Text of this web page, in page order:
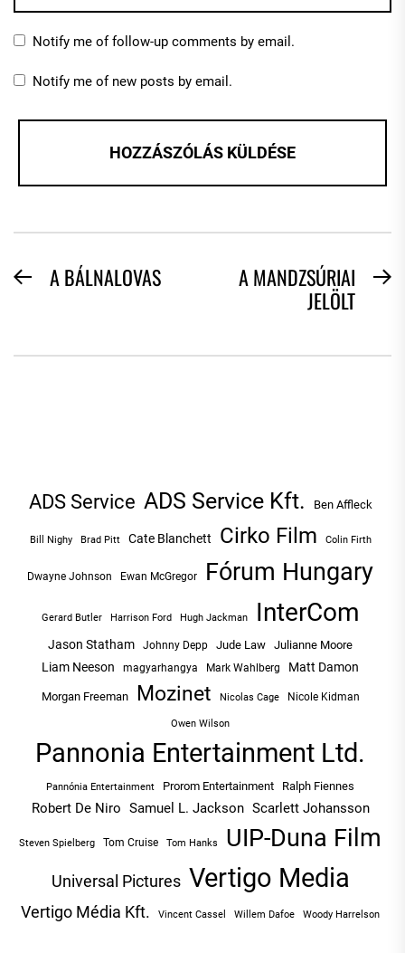
Notify me of follow-up comments by email.
Notify me of new posts by email.
BEJEGYZÉS
PreviousA BÁLNALOVAS
A MANDZSÚRIAI
JELÖLT
ADS Service ADS Service Kft. Ben Affleck
Bill Nighy Brad Pitt Cate Blanchett Cirko Film Colin Firth
Dwayne Johnson Ewan McGregor Fórum Hungary
Gerard Butler Harrison Ford Hugh Jackman InterCom
Jason Statham Johnny Depp Jude Law Julianne Moore
Liam Neeson magyarhangya Mark Wahlberg Matt Damon
Morgan Freeman Mozinet Nicolas Cage Nicole Kidman
Owen Wilson
Pannonia Entertainment Ltd.
Pannónia Entertainment Prorom Entertainment Ralph Fiennes
Robert De Niro Samuel L. Jackson Scarlett Johansson
Steven Spielberg Tom Cruise Tom Hanks UIP-Duna Film
Universal Pictures Vertigo Media
Vertigo Média Kft. Vincent Cassel Willem Dafoe Woody Harrelson